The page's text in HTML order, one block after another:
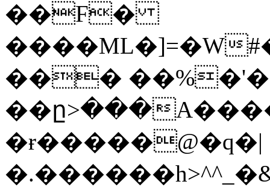
��F�
����ML�]=�W
���
��ը>���
�ɍ�����@�q�|